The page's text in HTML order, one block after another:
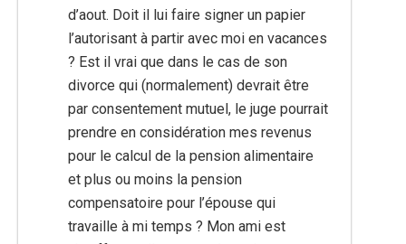
d’aout. Doit il lui faire signer un papier
l’autorisant à partir avec moi en vacances
? Est il vrai que dans le cas de son
divorce qui (normalement) devrait être
par consentement mutuel, le juge pourrait
prendre en considération mes revenus
pour le calcul de la pension alimentaire
et plus ou moins la pension
compensatoire pour l’épouse qui
travaille à mi temps ? Mon ami est